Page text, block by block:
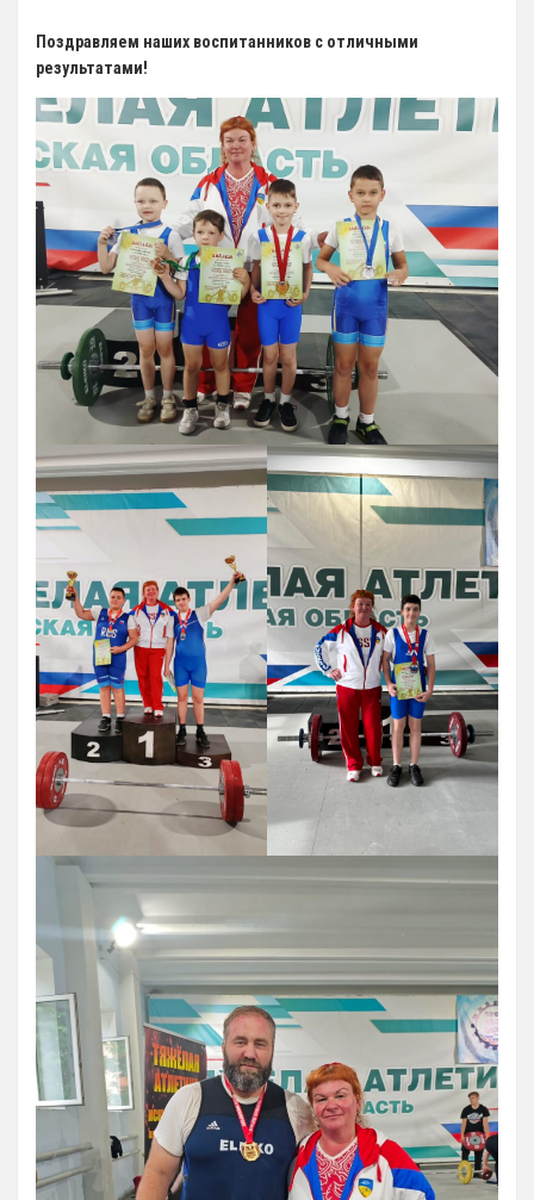
Извещения о закупках
12 Платные образовательные услуги
13 Документы
Документы МАУ «СШОР КВАНТ»
Виды Спорта
Адаптивная физкультура
Бокс
Борьба (самбо и дзюдо)
Легкая атлетика
Лыжные гонки
Пулевая стрельба
Теннис
Тяжелая атлетика
Футбол
Художественная гимнастика
Шахматы
Чир Спорт
Доп. услуги
Аренда Теннисного Корта
Аренда футбольного поля
Родителям
Информация о Приеме
График работы отделений
Стоимость Занятий
История школы
СМИ о нас
Антикоррупция
Антидопинг
Поздравляем наших воспитанников с отличными
результатами!